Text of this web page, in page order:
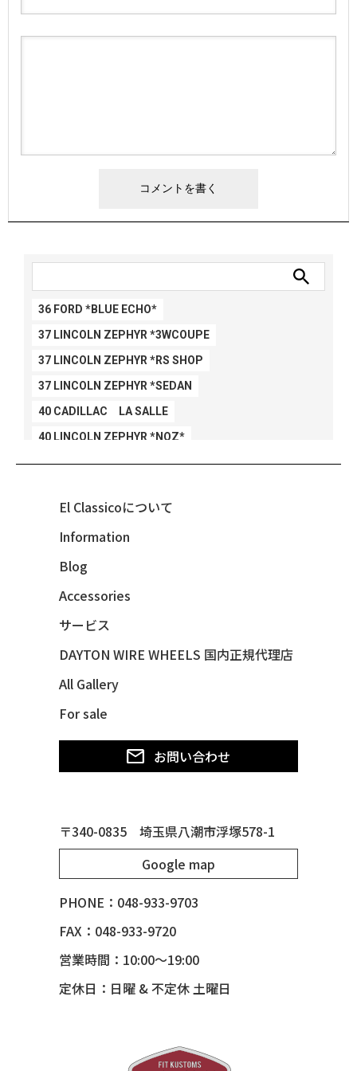
36 FORD *BLUE ECHO*
37 LINCOLN ZEPHYR *3WCOUPE
37 LINCOLN ZEPHYR *RS SHOP
37 LINCOLN ZEPHYR *SEDAN
40 CADILLAC LA SALLE
40 LINCOLN ZEPHYR *NOZ*
40 LINCOLN ZEPHYR *V12*
47 CHEVY FLEETMASTER CONV
48 CHEVY 3100 *Q-CHINCO
48 CHEVY FLEET AEROSEDAN
48 CHEVY FLEETMASTER CONV
49 MERCURY *MERC9*
50 CHEVY STYLE-LINE*BUBBLES
50 CHEVY SUBURBAN
51 MERCURY *ART MORRISON
53 CHEVY BEL-AIR
55 BUICK ROADMASTER
55 CHEVY HANDYMAN WAGON
El Classicoについて
Information
Blog
Accessories
サービス
DAYTON WIRE WHEELS 国内正規代理店
All Gallery
For sale
お問い合わせ
〒340-0835 埼玉県八潮市浮塚578-1
Google map
PHONE：048-933-9703
FAX：048-933-9720
営業時間：10:00～19:00
定休日：日曜 & 不定休 土曜日